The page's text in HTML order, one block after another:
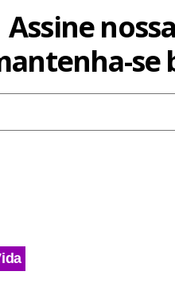
Assine
se